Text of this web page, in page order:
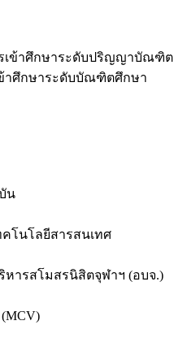
เข้าศึกษาระดับปริญญาบัณฑิต
าศึกษาระดับบัณฑิตศึกษา
น
โนโลยีสารสนเทศ
หารสโมสรนิสิตจุฬาฯ (อบจ.)